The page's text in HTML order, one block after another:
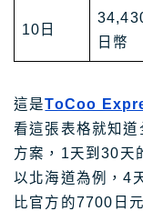
10日
日幣
這是ToCoo
看這張表格就知
方案，1天到30天
以北海道為例，4
比官方的7700日